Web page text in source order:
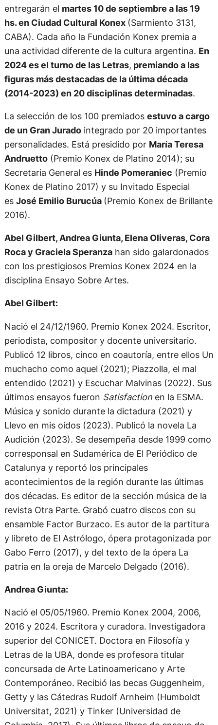
entregarán el martes 10 de septiembre a las 19
hs. en Ciudad Cultural Konex (Sarmiento 3131,
CABA). Cada año la Fundación Konex premia a
una actividad diferente de la cultura argentina. En
2024 es el turno de las Letras, premiando a las
figuras más destacadas de la última década
(2014-2023) en 20 disciplinas determinadas.
La selección de los 100 premiados estuvo a cargo
de un Gran Juradointegrado por 20 importantes
personalidades. Está presidido por María Teresa
Andruetto(Premio Konex de Platino 2014); su
Secretaria General es Hinde Pomeraniec (Premio
Konex de Platino 2017) y su Invitado Especial
es José Emilio Burucúa (Premio Konex de Brillante
2016).
Abel Gilbert, Andrea Giunta, Elena Oliveras, Cora
Roca y Graciela Speranzahan sido galardonados
con los prestigiosos Premios Konex 2024 en la
disciplina Ensayo Sobre Artes.
Abel Gilbert:
Nació el 24/12/1960. Premio Konex 2024. Escritor,
periodista, compositor y docente universitario.
Publicó 12 libros, cinco en coautoría, entre ellos Un
muchacho como aquel (2021); Piazzolla, el mal
entendido (2021) y Escuchar Malvinas (2022). Sus
últimos ensayos fueron Satisfactionen la ESMA.
Música y sonido durante la dictadura (2021) y
Llevo en mis oídos (2023). Publicó la novela La
Audición (2023). Se desempeña desde 1999 como
corresponsal en Sudamérica de El Periódico de
Catalunya y reportó los principales
acontecimientos de la región durante las últimas
dos décadas. Es editor de la sección música de la
revista Otra Parte. Grabó cuatro discos con su
ensamble Factor Burzaco. Es autor de la partitura
y libreto de El Astrólogo, ópera protagonizada por
Gabo Ferro (2017), y del texto de la ópera La
patria en la oreja de Marcelo Delgado (2016).
Andrea Giunta:
Nació el 05/05/1960. Premio Konex 2004, 2006,
2016 y 2024. Escritora y curadora. Investigadora
superior del CONICET. Doctora en Filosofía y
Letras de la UBA, donde es profesora titular
concursada de Arte Latinoamericano y Arte
Contemporáneo. Recibió las becas Guggenheim,
Getty y las Cátedras Rudolf Arnheim (Humboldt
Universitat, 2021) y Tinker (Universidad de